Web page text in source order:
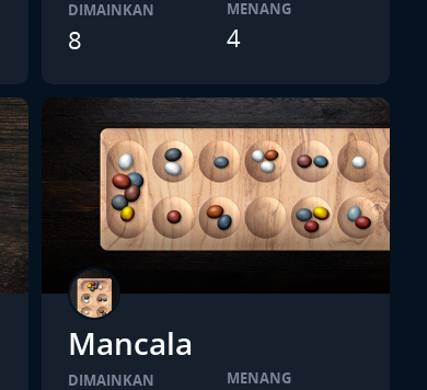
DIMAINKAN
8
MENANG
4
Mancala
DIMAINKAN MENANG